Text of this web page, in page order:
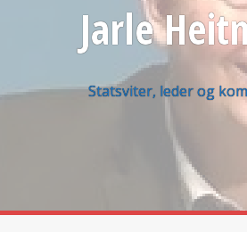
Jarle
Statsviter, leder og